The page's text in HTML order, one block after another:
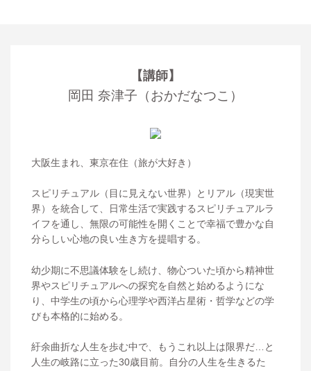
【講師】
岡田 奈津子（おかだなつこ）
大阪生まれ、東京在住（旅が大好き）
スピリチュアル（目に見えない世界）とリアル（現実世
界）を統合して、日常生活で実践するスピリチュアルラ
イフを通し、無限の可能性を開くことで幸福で豊かな自
分らしい心地の良い生き方を提唱する。
幼少期に不思議体験をし続け、物心ついた頃から精神世
界やスピリチュアルへの探究を自然と始めるようにな
り、中学生の頃から心理学や西洋占星術・哲学などの学
びも本格的に始める。
紆余曲折な人生を歩む中で、もうこれ以上は限界だ…と
人生の岐路に立った30歳目前。自分の人生を生きるた